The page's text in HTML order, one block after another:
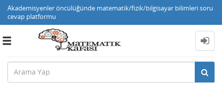
Akademisyenler öncülüğünde matematik/fizik/bilgisayar bilimleri soru
cevap platformu
Toggle